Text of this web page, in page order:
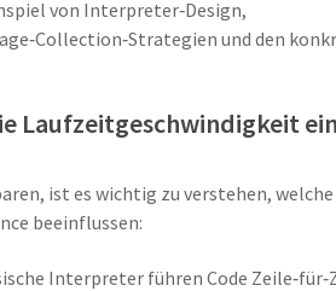
von Interpreter‑Design,
und den
Laufzeitgeschwindigkeit
ist es wichtig zu verstehen, welche
beeinflussen:
Interpreter führen Code